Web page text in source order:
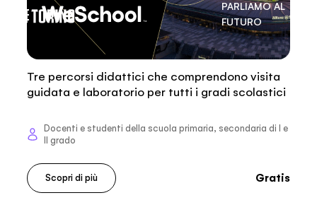
PARLIAMO AL
FUTURO
Tre percorsi didattici che comprendono visita
guidata e laboratorio per tutti i gradi scolastici
Docenti e studenti della scuola primaria, secondaria di I e
II grado
Scopri di più Gratis